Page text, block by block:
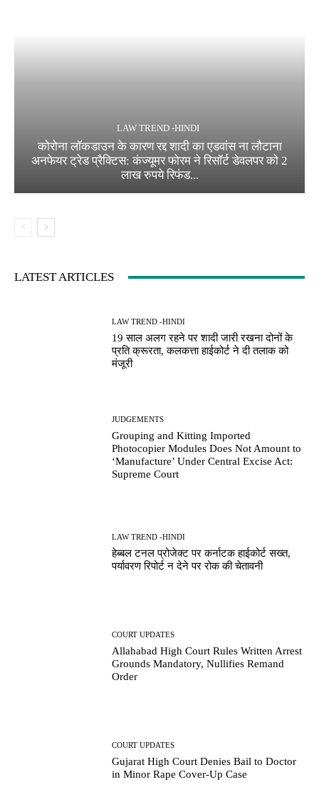
LAW TREND -HINDI
कोरोना लॉकडाउन के कारण रद्द शादी का एडवांस ना लौटाना
अनफेयर ट्रेड प्रैक्टिस: कंज्यूमर फोरम ने रिसॉर्ट डेवलपर को 2
लाख रुपये रिफंड...
LATEST ARTICLES
LAW TREND -HINDI
19 साल अलग रहने पर शादी जारी रखना दोनों के
प्रति क्रूरता, कलकत्ता हाईकोर्ट ने दी तलाक को
मंजूरी
JUDGEMENTS
Grouping and Kitting Imported
Photocopier Modules Does Not Amount to
‘Manufacture’ Under Central Excise Act:
Supreme Court
LAW TREND -HINDI
हेब्बल टनल प्रोजेक्ट पर कर्नाटक हाईकोर्ट सख्त,
पर्यावरण रिपोर्ट न देने पर रोक की चेतावनी
COURT UPDATES
Allahabad High Court Rules Written Arrest
Grounds Mandatory, Nullifies Remand
Order
COURT UPDATES
Gujarat High Court Denies Bail to Doctor
in Minor Rape Cover-Up Case